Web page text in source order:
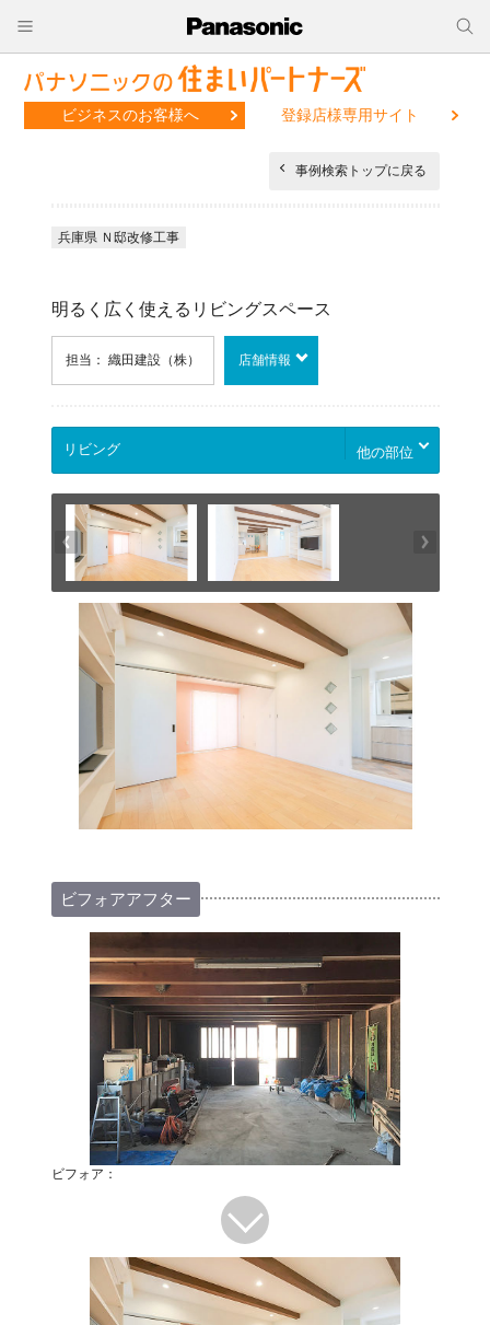
ビジネスのお客様へ 登録店様専用サイト
事例検索トップに戻る
兵庫県 Ｎ邸改修工事
明るく広く使えるリビングスペース
担当： 織田建設（株） 店舗情報
他の部位
ビフォアアフター
ビフォア：